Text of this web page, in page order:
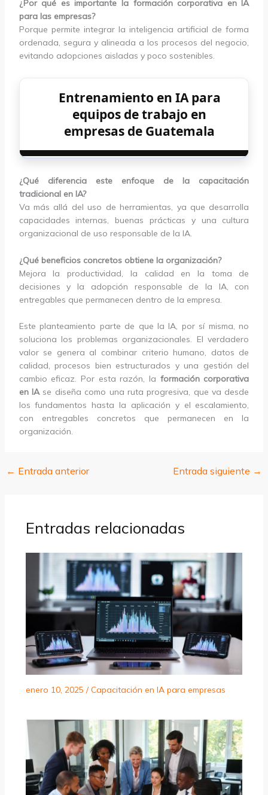
¿Por qué es importante la formación corporativa en IA
para las empresas?
Porque permite integrar la inteligencia artificial de forma
ordenada, segura y alineada a los procesos del negocio,
evitando adopciones aisladas y poco sostenibles.
Entrenamiento en IA para
equipos de trabajo en
empresas de Guatemala
¿Qué diferencia este enfoque de la capacitación
tradicional en IA?
Va más allá del uso de herramientas, ya que desarrolla
capacidades internas, buenas prácticas y una cultura
organizacional de uso responsable de la IA.
¿Qué beneficios concretos obtiene la organización?
Mejora la productividad, la calidad en la toma de
decisiones y la adopción responsable de la IA, con
entregables que permanecen dentro de la empresa.
Este planteamiento parte de que la IA, por sí misma, no
soluciona los problemas organizacionales. El verdadero
valor se genera al combinar criterio humano, datos de
calidad, procesos bien estructurados y una gestión del
cambio eficaz. Por esta razón, la formación corporativa
en IAse diseña como una ruta progresiva, que va desde
los fundamentos hasta la aplicación y el escalamiento,
con entregables concretos que permanecen en la
organización.
← Entrada anterior Entrada siguiente →
Entradas relacionadas
enero 10, 2025 /Capacitación en IA para empresas